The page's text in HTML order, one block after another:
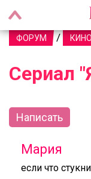
ФОРУМ /
Сериал
Написать
Мария
если что